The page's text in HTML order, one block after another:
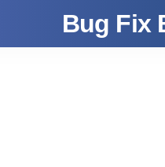
Bug Fix